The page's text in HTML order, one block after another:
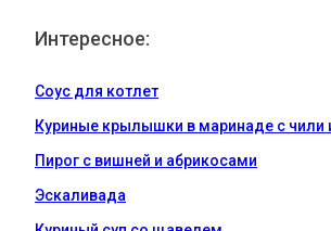
Интересное:
Соус для котлет
Куриные крылышки в маринаде с чили
Пирог с вишней и абрикосами
Эскаливада